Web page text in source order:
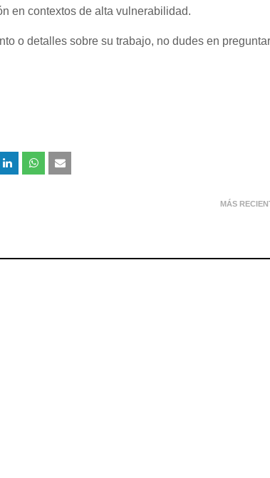
en contextos de alta vulnerabilidad.
o detalles sobre su trabajo, no dudes en
MÁS